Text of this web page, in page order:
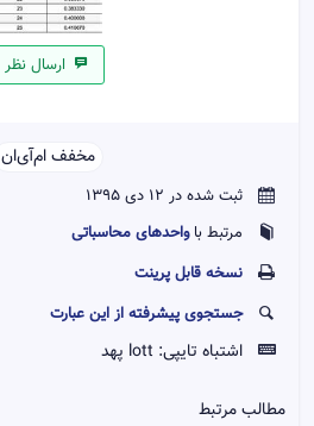
ارسال نظر
مخفف ام‌آی‌ان‌‌
ثبت شده در 12 دی 1395
مرتبط باواحدهای محاسباتی
نسخه قابل پرينت
جستجوی پیشرفته از این عبارت
اشتباه تایپی: lott پهد
مطالب مرتبط